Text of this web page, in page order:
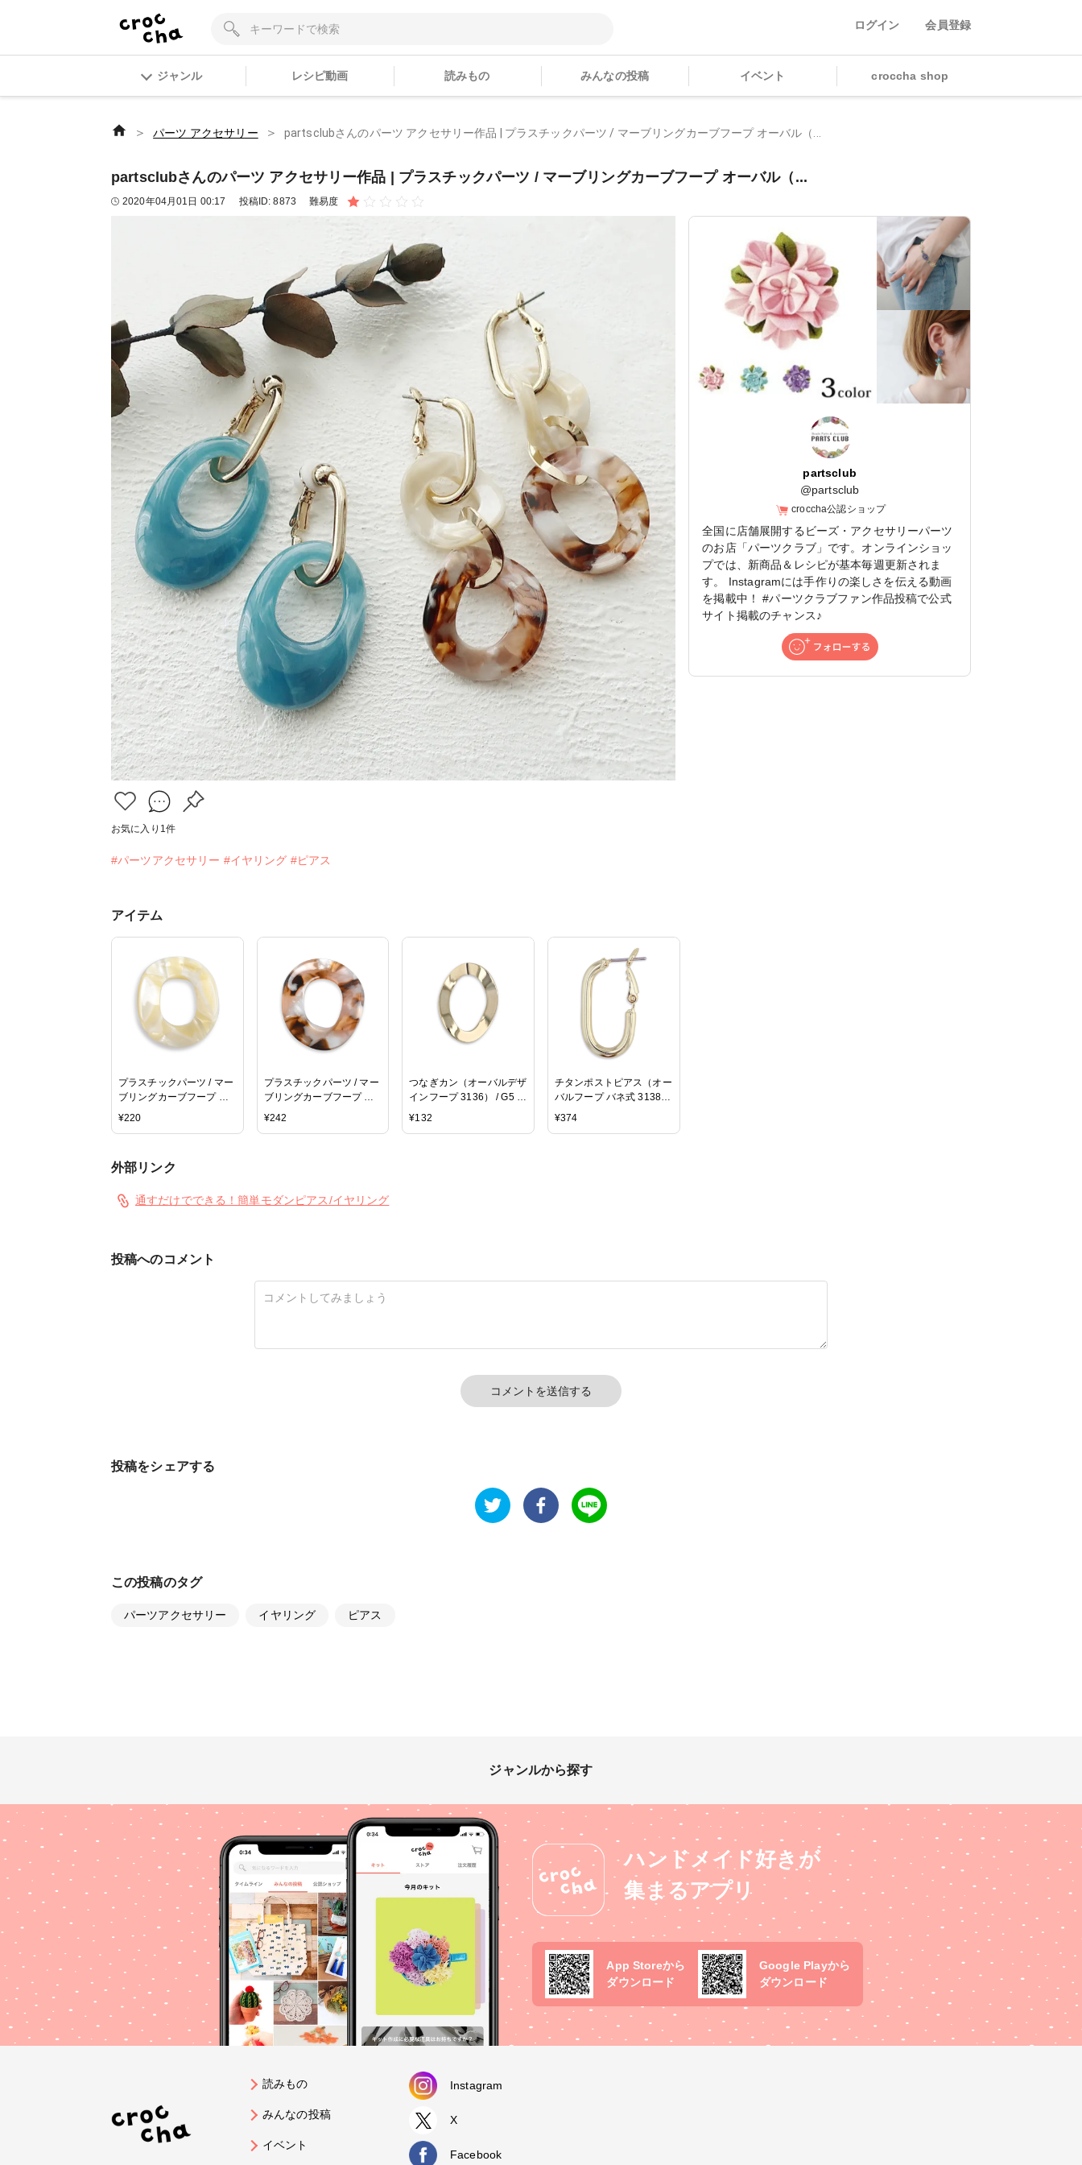
ログイン 会員登録
ジャンル レシピ動画 読みもの みんなの投稿 イベント croccha shop
＞ パーツ アクセサリー ＞ partsclubさんのパーツ アクセサリー作品 | プラスチックパーツ / マーブリングカーブフープ オーバル（...
partsclubさんのパーツ アクセサリー作品 | プラスチックパーツ / マーブリングカーブフープ オーバル（...
2020年04月01日 00:17 投稿ID:8873 難易度
お気に入り 1件
#パーツアクセサリー #イヤリング #ピアス
partsclub
@partsclub
croccha公認ショップ
全国に店舗展開するビーズ・アクセサリーパーツ
のお店「パーツクラブ」です。オンラインショッ
プでは、新商品＆レシピが基本毎週更新されま
す。 Instagramには手作りの楽しさを伝える動画
を掲載中！ #パーツクラブファン作品投稿で公式
サイト掲載のチャンス♪
アイテム
プラスチックパーツ / マー
ブリングカーブフープ オ
ーバル（677） / WH / 約
¥220
プラスチックパーツ / マー
ブリングカーブフープ オ
ーバル（676） / BE / 約
¥242
つなぎカン（オーバルデザ
インフープ 3136） / G5 /
約16×12mm
¥132
チタンポストピアス（オー
バルフープ バネ式 3138）
/ G5 / 1ペア
¥374
外部リンク
通すだけでできる！簡単モダンピアス/イヤリング
投稿へのコメント
コメントを送信する
投稿をシェアする
この投稿のタグ
パーツアクセサリー イヤリング ピアス
ジャンルから探す
ハンドメイド好きが
集まるアプリ
App Storeから
ダウンロード
Google Playから
ダウンロード
読みもの
みんなの投稿
イベント
Instagram
X
Facebook